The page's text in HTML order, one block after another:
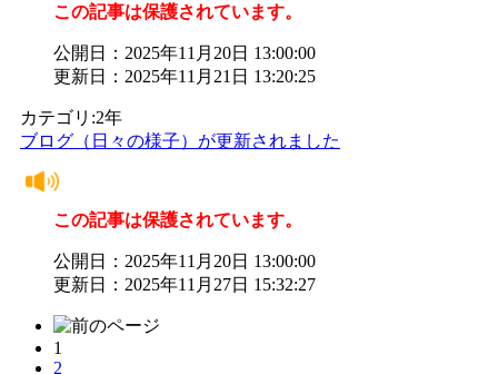
この記事は保護されています。
公開日：2025年11月20日 13:00:00
更新日：2025年11月21日 13:20:25
カテゴリ:2年
ブログ（日々の様子）が更新されました
この記事は保護されています。
公開日：2025年11月20日 13:00:00
更新日：2025年11月27日 15:32:27
1
2